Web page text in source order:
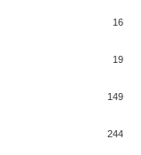
16
19
149
244